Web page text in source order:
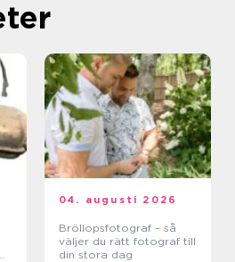
04. augusti 2026
Bröllopsfotograf – så
väljer du rätt fotograf till
din stora dag